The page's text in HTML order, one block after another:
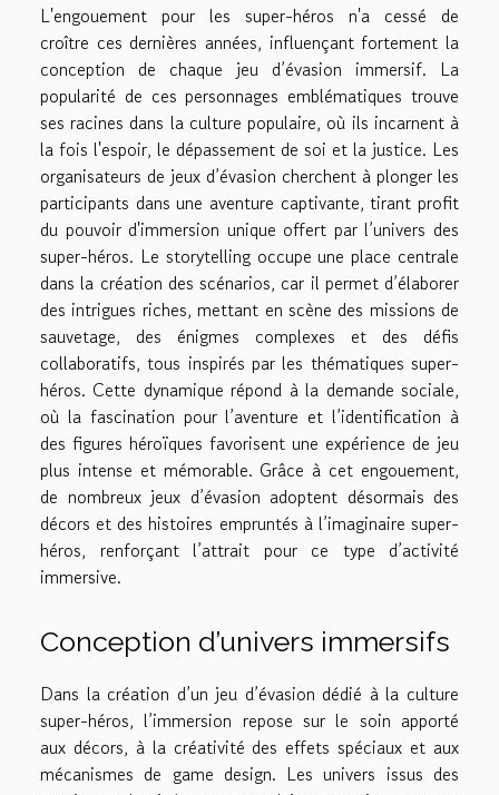
L'engouement pour les super-héros n'a cessé de
croître ces dernières années, influençant fortement la
conception de chaque jeu d’évasion immersif. La
popularité de ces personnages emblématiques trouve
ses racines dans la culture populaire, où ils incarnent à
la fois l'espoir, le dépassement de soi et la justice. Les
organisateurs de jeux d’évasion cherchent à plonger les
participants dans une aventure captivante, tirant profit
du pouvoir d'immersion unique offert par l’univers des
super-héros. Le storytelling occupe une place centrale
dans la création des scénarios, car il permet d’élaborer
des intrigues riches, mettant en scène des missions de
sauvetage, des énigmes complexes et des défis
collaboratifs, tous inspirés par les thématiques super-
héros. Cette dynamique répond à la demande sociale,
où la fascination pour l’aventure et l’identification à
des figures héroïques favorisent une expérience de jeu
plus intense et mémorable. Grâce à cet engouement,
de nombreux jeux d’évasion adoptent désormais des
décors et des histoires empruntés à l’imaginaire super-
héros, renforçant l’attrait pour ce type d’activité
immersive.
Conception d’univers immersifs
Dans la création d’un jeu d’évasion dédié à la culture
super-héros, l’immersion repose sur le soin apporté
aux décors, à la créativité des effets spéciaux et aux
mécanismes de game design. Les univers issus des